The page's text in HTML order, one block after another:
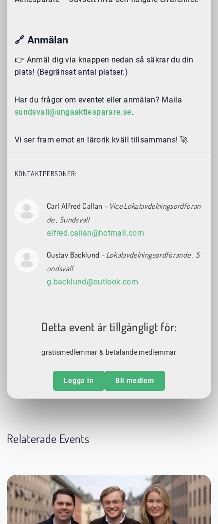
🔗 Anmälan
👉 Anmäl dig via knappen nedan så säkrar du din
plats! (Begränsat antal platser.)
Har du frågor om eventet eller anmälan? Maila
sundsvall@ungaaktiesparare.se.
Vi ser fram emot en lärorik kväll tillsammans! 🚀
KONTAKTPERSONER:
Carl Alfred Callan - Vice Lokalavdelningsordföran
de , Sundsvall
alfred.callan@hotmail.com
Gustav Backlund - Lokalavdelningsordförande , S
undsvall
g.backlund@outlook.com
Detta event är tillgängligt för:
gratismedlemmar & betalande medlemmar
Logga in Bli medlem
Relaterade Events